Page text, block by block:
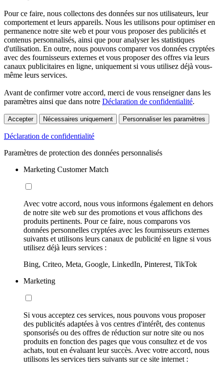
Pour ce faire, nous collectons des données sur nos utilisateurs, leur
comportement et leurs appareils. Nous les utilisons pour optimiser en
permanence notre site web et pour vous proposer des publicités et
contenus personnalisés, ainsi que pour analyser les statistiques
d'utilisation. En outre, nous pouvons comparer vos données cryptées
avec des fournisseurs externes et vous proposer des offres via leurs
canaux publicitaires en ligne, uniquement si vous utilisez déjà vous-
même leurs services.
Avant de confirmer votre accord, merci de vous renseigner dans les
paramètres ainsi que dans notre Déclaration de confidentialité.
Accepter Nécessaires uniquement Personnaliser les paramètres
Déclaration de confidentialité
Paramètres de protection des données personnalisés
Marketing Customer Match
Avec votre accord, nous vous informons également en dehors
de notre site web sur des promotions et vous affichons des
produits pertinents. Pour ce faire, nous comparons vos
données personnelles cryptées avec les fournisseurs externes
suivants et utilisons leurs canaux de publicité en ligne si vous
utilisez déjà leurs services :
Bing, Criteo, Meta, Google, LinkedIn, Pinterest, TikTok
Marketing
Si vous acceptez ces services, nous pouvons vous proposer
des publicités adaptées à vos centres d'intérêt, des contenus
sponsorisés ou des offres de réduction sur notre site ou nos
produits en fonction des pages que vous consultez et de vos
achats, tout en évaluant leur succès. Avec votre accord, nous
utilisons les services tiers suivants sur ce site internet :